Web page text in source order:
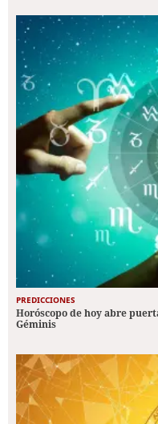
PREDICCIONES
Horóscopo de hoy abre
Géminis